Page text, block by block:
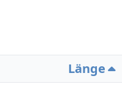
Länge